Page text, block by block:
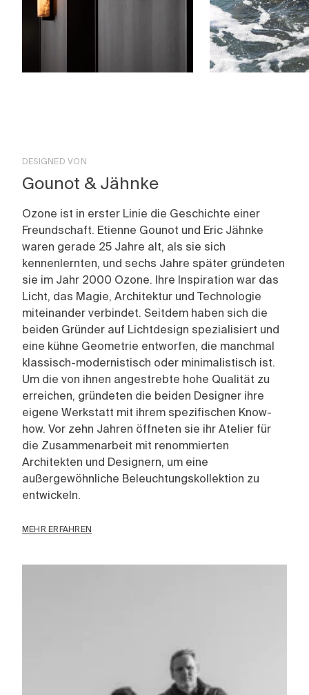
DESIGNED VON
Gounot & Jähnke
Ozone ist in erster Linie die Geschichte einer
Freundschaft. Etienne Gounot und Eric Jähnke
waren gerade 25 Jahre alt, als sie sich
kennenlernten, und sechs Jahre später gründeten
sie im Jahr 2000 Ozone. Ihre Inspiration war das
Licht, das Magie, Architektur und Technologie
miteinander verbindet. Seitdem haben sich die
beiden Gründer auf Lichtdesign spezialisiert und
eine kühne Geometrie entworfen, die manchmal
klassisch-modernistisch oder minimalistisch ist.
Um die von ihnen angestrebte hohe Qualität zu
erreichen, gründeten die beiden Designer ihre
eigene Werkstatt mit ihrem spezifischen Know-
how. Vor zehn Jahren öffneten sie ihr Atelier für
die Zusammenarbeit mit renommierten
Architekten und Designern, um eine
außergewöhnliche Beleuchtungskollektion zu
entwickeln.
MEHR ERFAHREN